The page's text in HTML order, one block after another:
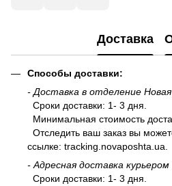
Доставка
Способы доставки:
- Доставка в отделение
Сроки доставки: 1- 3 дня.
Минимальная стоимость
Отследить ваш заказ вы
ссылке: tracking.novaposhta.ua.
- Адресная доставка
Сроки доставки: 1- 3 дня.